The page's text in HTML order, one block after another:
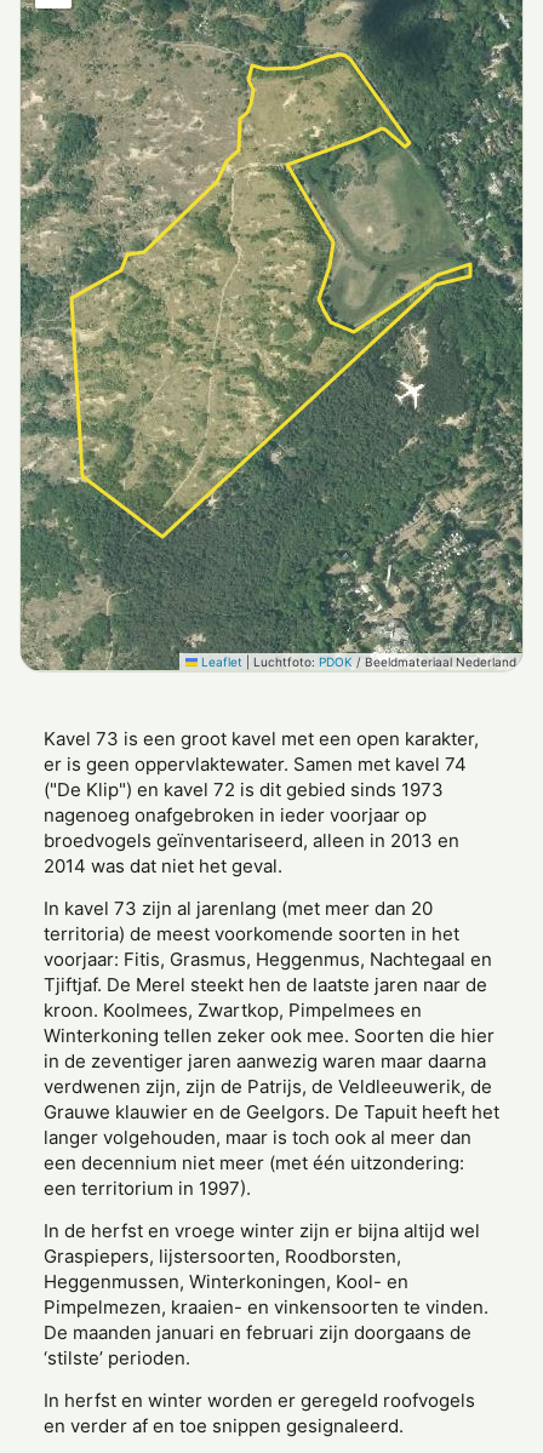
Leaflet Luchtfoto: PDOK / Beeldmateriaal Nederland
Kavel 73 is een groot kavel met een open karakter,
er is geen oppervlaktewater. Samen met kavel 74
("De Klip") en kavel 72 is dit gebied sinds 1973
nagenoeg onafgebroken in ieder voorjaar op
broedvogels geïnventariseerd, alleen in 2013 en
2014 was dat niet het geval.
In kavel 73 zijn al jarenlang (met meer dan 20
territoria) de meest voorkomende soorten in het
voorjaar: Fitis, Grasmus, Heggenmus, Nachtegaal en
Tjiftjaf. De Merel steekt hen de laatste jaren naar de
kroon. Koolmees, Zwartkop, Pimpelmees en
Winterkoning tellen zeker ook mee. Soorten die hier
in de zeventiger jaren aanwezig waren maar daarna
verdwenen zijn, zijn de Patrijs, de Veldleeuwerik, de
Grauwe klauwier en de Geelgors. De Tapuit heeft het
langer volgehouden, maar is toch ook al meer dan
een decennium niet meer (met één uitzondering:
een territorium in 1997).
In de herfst en vroege winter zijn er bijna altijd wel
Graspiepers, lijstersoorten, Roodborsten,
Heggenmussen, Winterkoningen, Kool- en
Pimpelmezen, kraaien- en vinkensoorten te vinden.
De maanden januari en februari zijn doorgaans de
‘stilste’ perioden.
In herfst en winter worden er geregeld roofvogels
en verder af en toe snippen gesignaleerd.